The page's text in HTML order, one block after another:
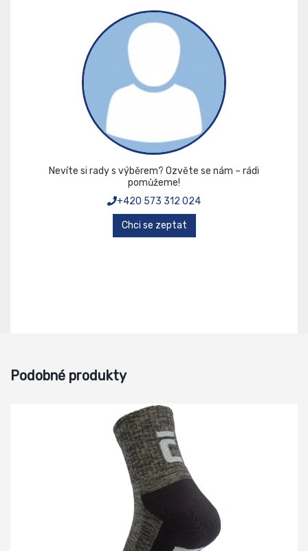
Nevíte si rady s výběrem? Ozvěte se nám – rádi
pomůžeme!
+420 573 312 024
Chci se zeptat
Podobné produkty